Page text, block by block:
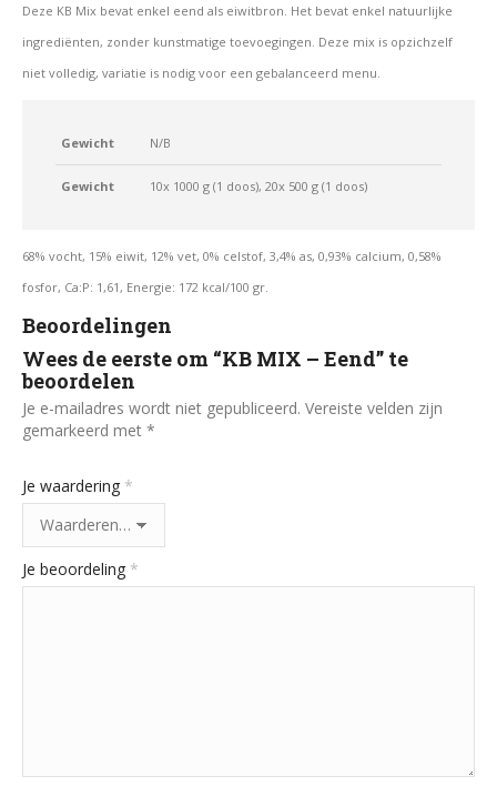
Deze KB Mix bevat enkel eend als eiwitbron. Het bevat enkel natuurlijke
ingrediënten, zonder kunstmatige toevoegingen. Deze mix is opzichzelf
niet volledig, variatie is nodig voor een gebalanceerd menu.
Gewicht N/B
Gewicht 10x 1000 g (1 doos), 20x 500 g (1 doos)
68% vocht, 15% eiwit, 12% vet, 0% celstof, 3,4% as, 0,93% calcium, 0,58%
fosfor, Ca:P: 1,61, Energie: 172 kcal/100 gr.
Beoordelingen
Wees de eerste om “KB MIX – Eend” te
beoordelen
Je e-mailadres wordt niet gepubliceerd. Vereiste velden zijn
gemarkeerd met *
Je waardering *
Je beoordeling *